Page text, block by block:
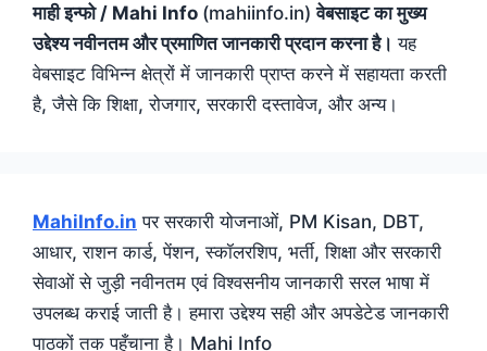
माही इन्फो / Mahi Info (mahiinfo.in)वेबसाइट का मुख्य
उद्देश्य नवीनतम और प्रमाणित जानकारी प्रदान करना है। यह
वेबसाइट विभिन्न क्षेत्रों में जानकारी प्राप्त करने में सहायता करती
है, जैसे कि शिक्षा, रोजगार, सरकारी दस्तावेज, और अन्य।
MahiInfo.in पर सरकारी योजनाओं, PM Kisan, DBT,
आधार, राशन कार्ड, पेंशन, स्कॉलरशिप, भर्ती, शिक्षा और सरकारी
सेवाओं से जुड़ी नवीनतम एवं विश्वसनीय जानकारी सरल भाषा में
उपलब्ध कराई जाती है। हमारा उद्देश्य सही और अपडेटेड जानकारी
पाठकों तक पहुँचाना है। Mahi Info